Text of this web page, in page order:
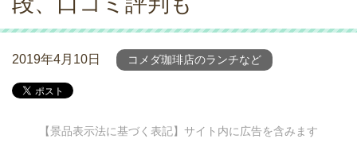
2019年4月10日 コメダ珈琲店のランチなど
【景品表示法に基づく表記】サイト内に広告を含みます